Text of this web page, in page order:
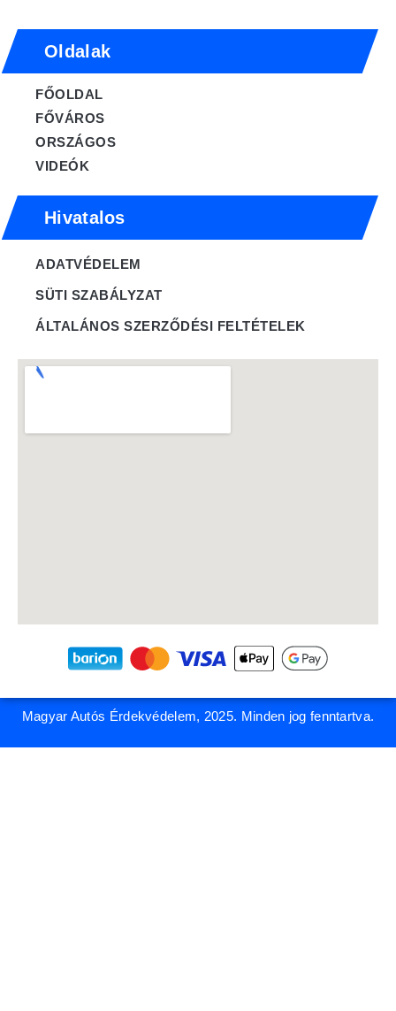
FŐOLDAL
FŐVÁROS
ORSZÁGOS
VIDEÓK
Oldalak
ADATVÉDELEM
SÜTI SZABÁLYZAT
ÁLTALÁNOS SZERZŐDÉSI FELTÉTELEK
Hivatalos
Magyar Autós Érdekvédelem, 2025. Minden jog fenntartva.